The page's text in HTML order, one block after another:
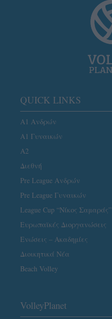
QUICK LINKS
Α1 Ανδρών
Α1 Γυναικών
A2
Διεθνή
Pre League Ανδρών
Pre League Γυναικών
League Cup “Νίκος Σαμαράς”
Ευρωπαϊκές Διοργανώσεις
Ενώσεις – Ακαδημίες
Διοικητικά Νέα
Beach Volley
VolleyPlanet